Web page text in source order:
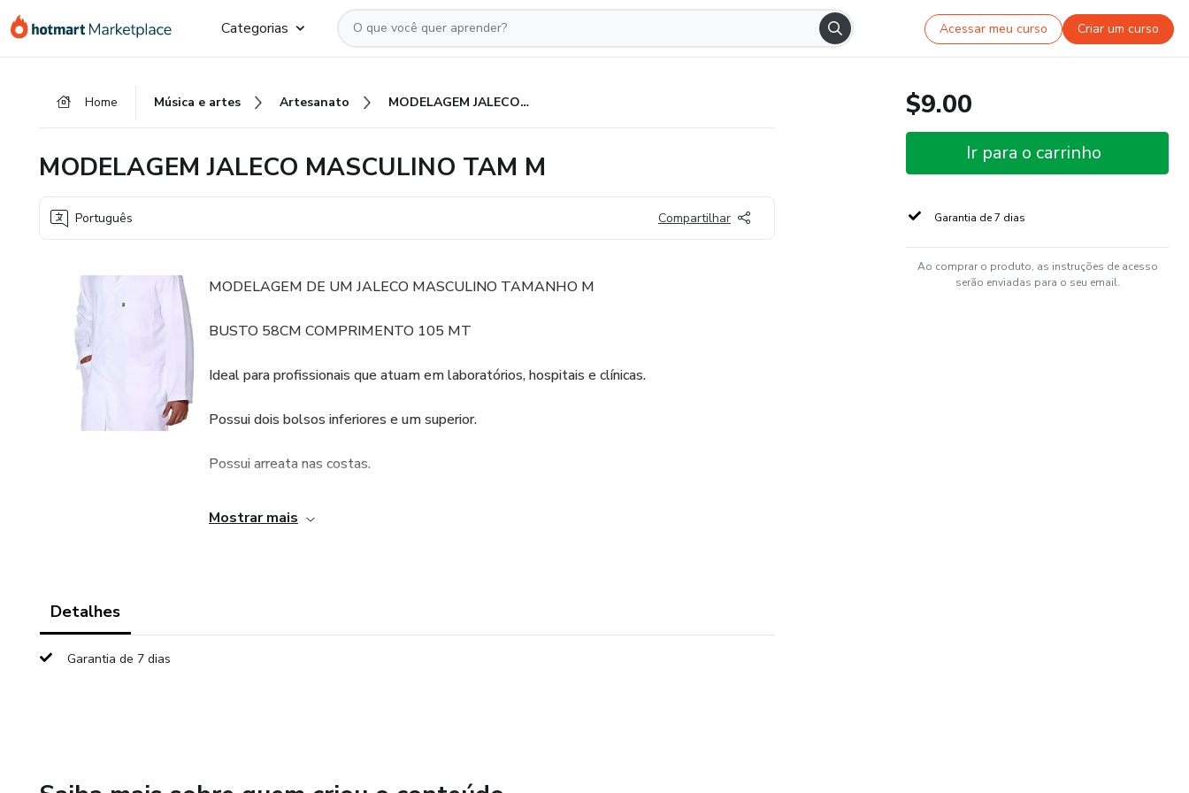
para
para
para
Categorias Acessar meu curso Criar um curso
Home Música e artes Artesanato MODELAGEM JALECO MASCULINO TAM M
MODELAGEM JALECO MASCULINO TAM M
Português Compartilhar
MODELAGEM DE UM JALECO MASCULINO TAMANHO M
BUSTO 58CM COMPRIMENTO 105 MT
Ideal para profissionais que atuam em laboratórios, hospitais e clínicas.
Possui dois bolsos inferiores e um superior.
Possui arreata nas costas.
Fechamento com botões.
Mostrar mais
Detalhes
Garantia de 7 dias
$9.00
Ir para o carrinho
Garantia de 7 dias
Ao comprar o produto, as instruções de acesso
serão enviadas para o seu email.